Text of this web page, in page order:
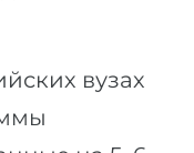
вузах